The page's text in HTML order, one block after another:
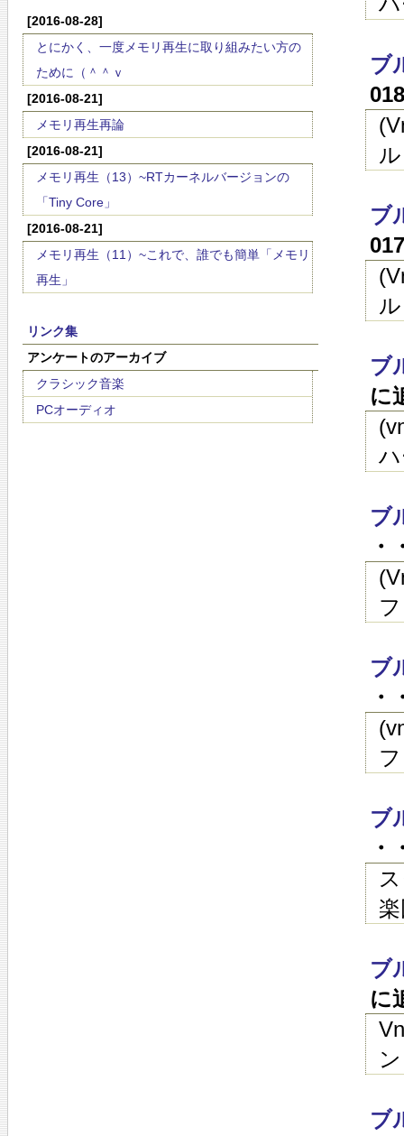
[2016-08-28]
とにかく、一度メモリ再生に取り組みたい方の
ために（＾＾ｖ
[2016-08-21]
メモリ再生再論
[2016-08-21]
メモリ再生（13）~RTカーネルバージョンの
「Tiny Core」
[2016-08-21]
メモリ再生（11）~これで、誰でも簡単「メモリ
再生」
リンク集
アンケートのアーカイブ
クラシック音楽
PCオーディオ
ブ
ブ
ブ
に
ブ
・
ブ
・
ブ
・
ブ
に
ブ